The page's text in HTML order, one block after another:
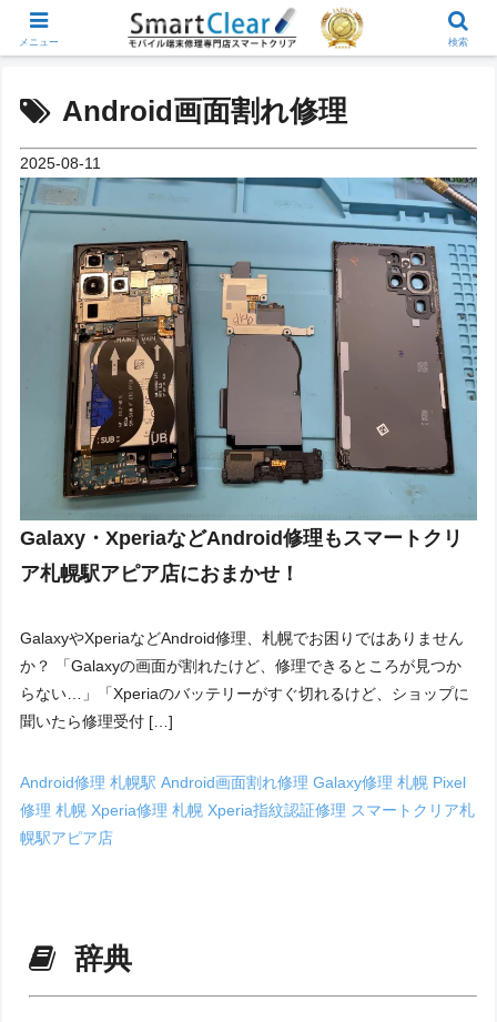
Android画面割れ修理
2025-08-11
Galaxy・XperiaなどAndroid修理もスマートクリ
ア札幌駅アピア店におまかせ！
GalaxyやXperiaなどAndroid修理、札幌でお困りではありません
か？ 「Galaxyの画面が割れたけど、修理できるところが見つか
らない…」「Xperiaのバッテリーがすぐ切れるけど、ショップに
聞いたら修理受付 […]
Android修理 札幌駅Android画面割れ修理Galaxy修理 札幌 Pixel
修理 札幌 Xperia修理 札幌 Xperia指紋認証修理 スマートクリア札
幌駅アピア店
辞典
メニュー 検索